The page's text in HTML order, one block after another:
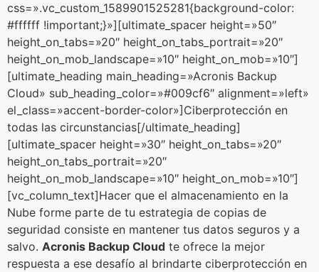
css=».vc_custom_1589901525281{background-color:
#ffffff !important;}»][ultimate_spacer height=»50″
height_on_tabs=»20″ height_on_tabs_portrait=»20″
height_on_mob_landscape=»10″ height_on_mob=»10″]
[ultimate_heading main_heading=»Acronis Backup
Cloud» sub_heading_color=»#009cf6″ alignment=»left»
el_class=»accent-border-color»]Ciberprotección en
todas las circunstancias[/ultimate_heading]
[ultimate_spacer height=»30″ height_on_tabs=»20″
height_on_tabs_portrait=»20″
height_on_mob_landscape=»10″ height_on_mob=»10″]
[vc_column_text]Hacer que el almacenamiento en la
Nube forme parte de tu estrategia de copias de
seguridad consiste en mantener tus datos seguros y a
salvo. Acronis Backup Cloud te ofrece la mejor
respuesta a ese desafío al brindarte ciberprotección en